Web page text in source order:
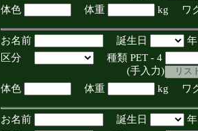
体色
体重 kg ワ
お名前 誕生日
区分
種類 PET - 4
(手入力)
体色
体重 kg ワ
お名前 誕生日